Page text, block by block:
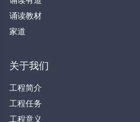
诵读教材
家道
关于我们
工程简介
工程任务
工程意义